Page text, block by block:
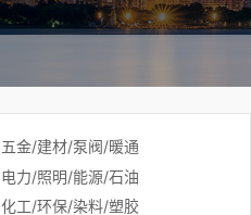
五金/建材/泵阀/暖通
电力/照明/能源/石油
化工/环保/染料/塑胶